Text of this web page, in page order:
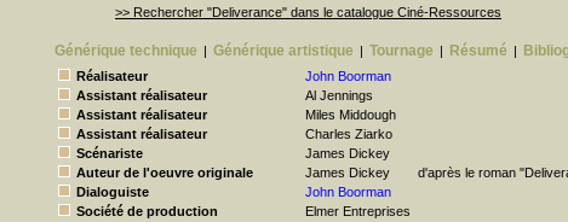
>> Rechercher "Deliverance" dans le catalogue Ciné-Ressources
Générique technique | Générique artistique | Tournage | Résumé |
Réalisateur
John Boorman
Assistant réalisateur
Al Jennings
Assistant réalisateur
Miles Middough
Assistant réalisateur
Charles Ziarko
Scénariste
James Dickey
Auteur de l'oeuvre originale
James Dickey
d'après le roman
Dialoguiste
John Boorman
Société de production
Elmer Entreprises